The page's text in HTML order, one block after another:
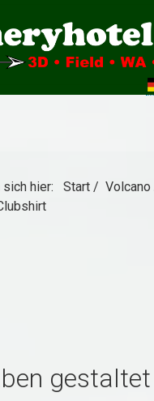
hier: Start /